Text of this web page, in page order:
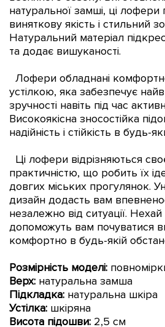
натуральної замші, ці лофери
виняткову якість і стильний
Натуральний матеріал
та додає вишуканості.
Лофери обладнані
устілкою, яка забезпечує
зручності навіть під час
Високоякісна зносостійка
надійність і стійкість в будь-
Ці лофери відрізняються
практичністю, що робить їх
довгих міських прогулянок.
дизайн додасть вам
незалежно від ситуації.
допоможуть вам почуватися
комфортно в будь-якій
Розмірність моделі:
Верх: натуральна замша
Підкладка: натуральна шкіра
Устілка: шкіряна
Висота підошви: 2,5 см